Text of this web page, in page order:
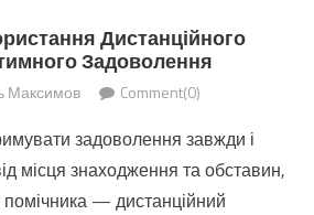
Дистанційного
Задоволення
Максимов Comment(0)
задоволення завжди і
місця знаходження та обставин,
помічника — дистанційний